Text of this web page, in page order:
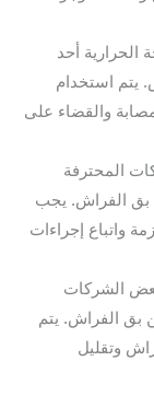
الحرارية أحد
يتم استخدام
والقضاء على
المحترفة
بق الفراش. يجب
واتباع إجراءات
الشركات
بق الفراش. يتم
وتقليل